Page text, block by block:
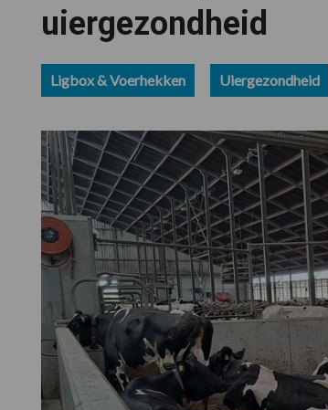
uiergezondheid
Ligbox & Voerhekken Uiergezondheid